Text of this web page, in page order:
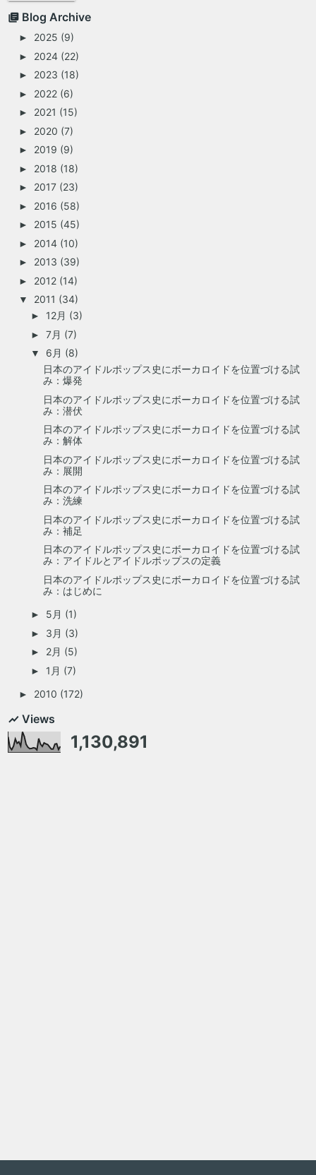
Blog Archive
► 2025 (9)
► 2024 (22)
► 2023 (18)
► 2022 (6)
► 2021 (15)
► 2020 (7)
► 2019 (9)
► 2018 (18)
► 2017 (23)
► 2016 (58)
► 2015 (45)
► 2014 (10)
► 2013 (39)
► 2012 (14)
▼ 2011 (34)
► 12月 (3)
► 7月 (7)
▼ 6月 (8)
日本のアイドルポップス史にボーカロイドを位置づける試
み：爆発
日本のアイドルポップス史にボーカロイドを位置づける試
み：潜伏
日本のアイドルポップス史にボーカロイドを位置づける試
み：解体
日本のアイドルポップス史にボーカロイドを位置づける試
み：展開
日本のアイドルポップス史にボーカロイドを位置づける試
み：洗練
日本のアイドルポップス史にボーカロイドを位置づける試
み：補足
日本のアイドルポップス史にボーカロイドを位置づける試
み：アイドルとアイドルポップスの定義
日本のアイドルポップス史にボーカロイドを位置づける試
み：はじめに
► 5月 (1)
► 3月 (3)
► 2月 (5)
► 1月 (7)
► 2010 (172)
Views
1,130,891